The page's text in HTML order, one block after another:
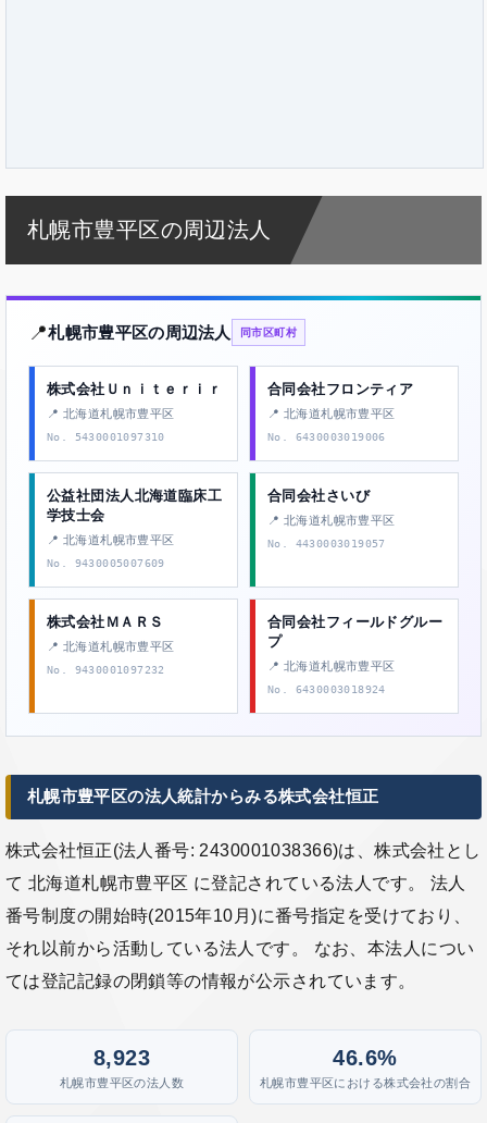
札幌市豊平区の周辺法人
📍札幌市豊平区の周辺法人 同市区町村
株式会社Ｕｎｉｔｅｒｉｒ
📍 北海道札幌市豊平区
No. 5430001097310
合同会社フロンティア
📍 北海道札幌市豊平区
No. 6430003019006
公益社団法人北海道臨床工
学技士会
📍 北海道札幌市豊平区
No. 9430005007609
合同会社さいび
📍 北海道札幌市豊平区
No. 4430003019057
株式会社ＭＡＲＳ
📍 北海道札幌市豊平区
No. 9430001097232
合同会社フィールドグルー
プ
📍 北海道札幌市豊平区
No. 6430003018924
札幌市豊平区の法人統計からみる株式会社恒正
株式会社恒正(法人番号: 2430001038366)は、株式会社とし
て 北海道札幌市豊平区 に登記されている法人です。 法人
番号制度の開始時(2015年10月)に番号指定を受けており、
それ以前から活動している法人です。 なお、本法人につい
ては登記記録の閉鎖等の情報が公示されています。
8,923
札幌市豊平区の法人数
46.6%
札幌市豊平区における株式会社の割合